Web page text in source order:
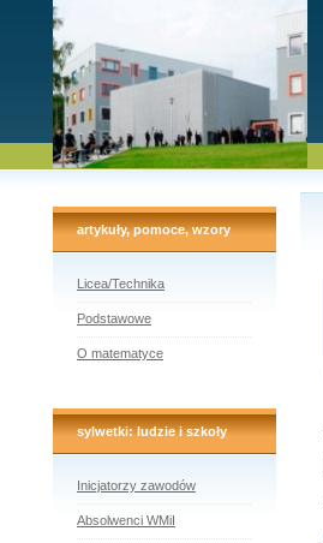
artykuły, pomoce, wzory
Licea/Technika
Podstawowe
O matematyce
sylwetki: ludzie i szkoły
Inicjatorzy zawodów
Absolwenci WMiI